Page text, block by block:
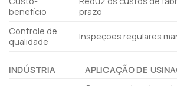
benefício
prazo
Controle de
qualidade
Inspeções regulares
INDÚSTRIA APLICAÇÃO DE